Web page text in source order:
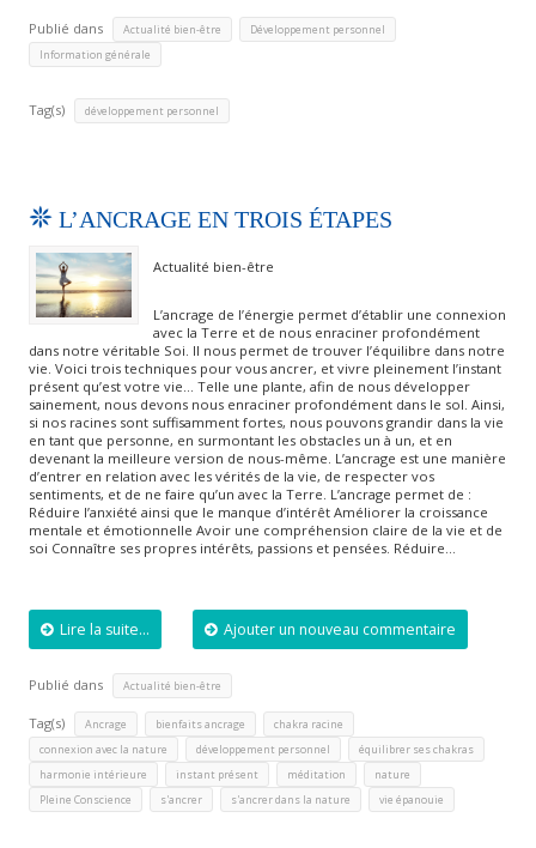
Publié dans Actualité bien-être Développement personnel
Information générale
Tag(s) développement personnel
L’ANCRAGE EN TROIS ÉTAPES
Actualité bien-être
L’ancrage de l’énergie permet d’établir une connexion
avec la Terre et de nous enraciner profondément
dans notre véritable Soi. Il nous permet de trouver l’équilibre dans notre
vie. Voici trois techniques pour vous ancrer, et vivre pleinement l’instant
présent qu’est votre vie… Telle une plante, afin de nous développer
sainement, nous devons nous enraciner profondément dans le sol. Ainsi,
si nos racines sont suffisamment fortes, nous pouvons grandir dans la vie
en tant que personne, en surmontant les obstacles un à un, et en
devenant la meilleure version de nous-même. L’ancrage est une manière
d’entrer en relation avec les vérités de la vie, de respecter vos
sentiments, et de ne faire qu’un avec la Terre. L’ancrage permet de :
Réduire l’anxiété ainsi que le manque d’intérêt Améliorer la croissance
mentale et émotionnelle Avoir une compréhension claire de la vie et de
soi Connaître ses propres intérêts, passions et pensées. Réduire…
Lire la suite... Ajouter un nouveau commentaire
Publié dans Actualité bien-être
Tag(s) Ancrage bienfaits ancrage chakra racine
connexion avec la nature développement personnel équilibrer ses chakras
harmonie intérieure instant présent méditation nature
Pleine Conscience s'ancrer s'ancrer dans la nature vie épanouie